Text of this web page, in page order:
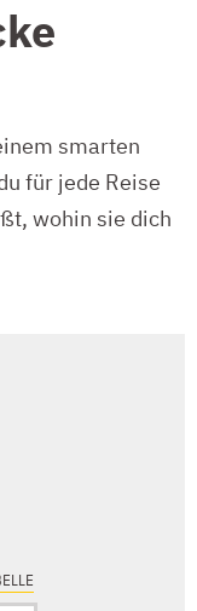
smarten
für jede Reise
wohin sie dich